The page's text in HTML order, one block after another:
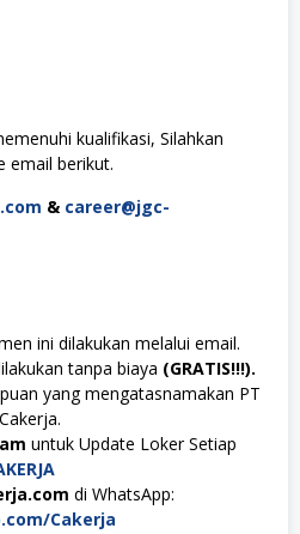
kualifikasi, Silahkan
email berikut.
& career@jgc-
ini dilakukan melalui email.
tanpa biaya (GRATIS!!!).
yang mengatasnamakan PT
untuk Update Loker Setiap
di WhatsApp:
Cakerja